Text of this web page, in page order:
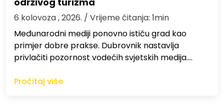
6 kolovoza , 2026. / Vrijeme čitanja: 1min
Međunarodni mediji ponovno ističu grad kao
primjer dobre prakse. Dubrovnik nastavlja
privlačiti pozornost vodećih svjetskih medija.…
Pročitaj više